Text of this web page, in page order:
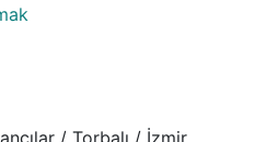
/ Torbalı / İzmir